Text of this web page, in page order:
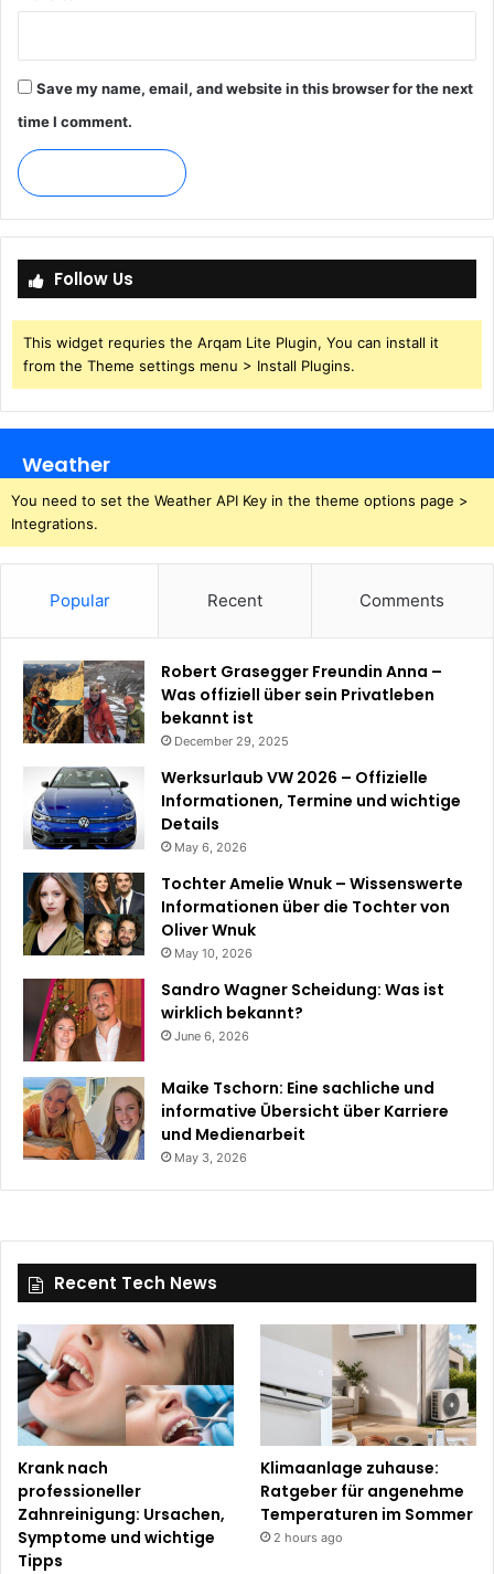
Save my name, email, and website in this browser for the next
time I comment.
Follow Us
This widget requries the Arqam Lite Plugin, You can install it
from the Theme settings menu > Install Plugins.
Weather
You need to set the Weather API Key in the theme options page >
Integrations.
Popular Recent Comments
Robert Grasegger Freundin Anna –
Was offiziell über sein Privatleben
bekannt ist
December 29, 2025
Werksurlaub VW 2026 – Offizielle
Informationen, Termine und wichtige
Details
May 6, 2026
Tochter Amelie Wnuk – Wissenswerte
Informationen über die Tochter von
Oliver Wnuk
May 10, 2026
Sandro Wagner Scheidung: Was ist
wirklich bekannt?
June 6, 2026
Maike Tschorn: Eine sachliche und
informative Übersicht über Karriere
und Medienarbeit
May 3, 2026
Recent Tech News
Krank nach
professioneller
Zahnreinigung: Ursachen,
Symptome und wichtige
Tipps
Klimaanlage zuhause:
Ratgeber für angenehme
Temperaturen im Sommer
2 hours ago